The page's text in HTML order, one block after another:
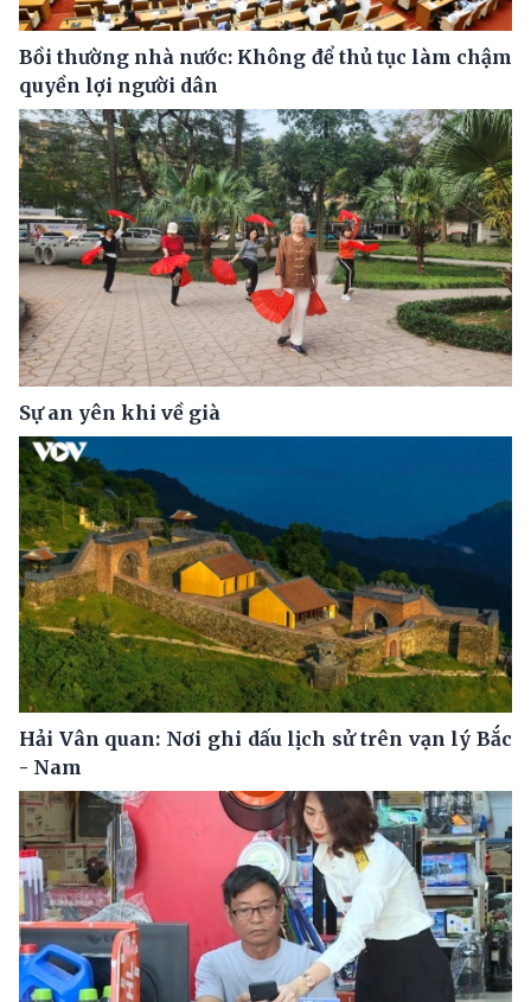
Bồi thường nhà nước: Không để thủ tục làm chậm
quyền lợi người dân
Sự an yên khi về già
Hải Vân quan: Nơi ghi dấu lịch sử trên vạn lý Bắc
- Nam